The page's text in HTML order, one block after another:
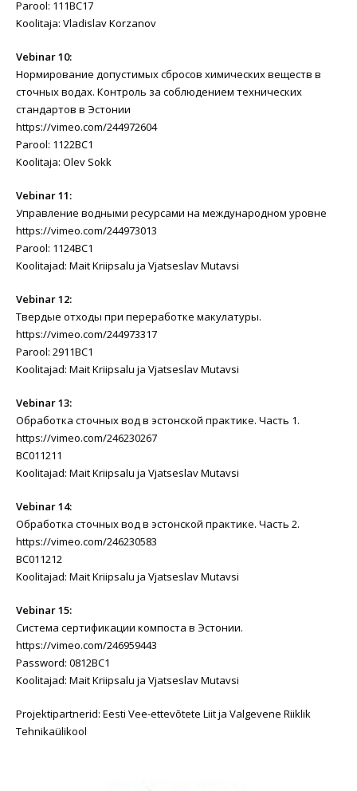
Parool: 111BC17
Koolitaja: Vladislav Korzanov
Vebinar 10:
Нормирование допустимых сбросов химических веществ в
сточных водах. Контроль за соблюдением технических
стандартов в Эстонии
https://vimeo.com/244972604
Parool: 1122BC1
Koolitaja: Olev Sokk
Vebinar 11:
Управление водными ресурсами на международном уровне
https://vimeo.com/244973013
Parool: 1124BC1
Koolitajad: Mait Kriipsalu ja Vjatseslav Mutavsi
Vebinar 12:
Твердые отходы при переработке макулатуры.
https://vimeo.com/244973317
Parool: 2911BC1
Koolitajad: Mait Kriipsalu ja Vjatseslav Mutavsi
Vebinar 13:
Обработка сточных вод в эстонской практике. Часть 1.
https://vimeo.com/246230267
BC011211
Koolitajad: Mait Kriipsalu ja Vjatseslav Mutavsi
Vebinar 14:
Обработка сточных вод в эстонской практике. Часть 2.
https://vimeo.com/246230583
BC011212
Koolitajad: Mait Kriipsalu ja Vjatseslav Mutavsi
Vebinar 15:
Система сертификации компоста в Эстонии.
https://vimeo.com/246959443
Password: 0812BC1
Koolitajad: Mait Kriipsalu ja Vjatseslav Mutavsi
Projektipartnerid: Eesti Vee-ettevõtete Liit ja Valgevene Riiklik
Tehnikaülikool